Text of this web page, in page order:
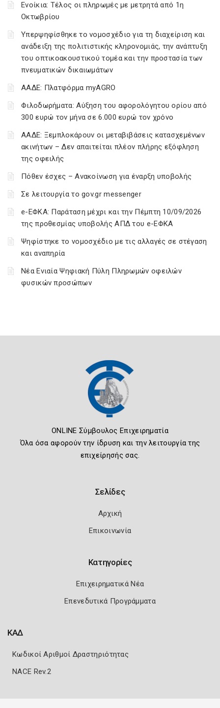
Ενοίκια: Τέλος οι πληρωμές με μετρητά από 1η
Οκτωβρίου
Υπερψηφίσθηκε το νομοσχέδιο για τη διαχείριση και
ανάδειξη της πολιτιστικής κληρονομιάς, την ανάπτυξη
του οπτικοακουστικού τομέα και την προστασία των
πνευματικών δικαιωμάτων
ΑΑΔΕ: Πλατφόρμα myAGRO
Φιλοδωρήματα: Αύξηση του αφορολόγητου ορίου από
300 ευρώ τον μήνα σε 6.000 ευρώ τον χρόνο
ΑΑΔΕ: Ξεμπλοκάρουν οι μεταβιβάσεις κατασχεμένων
ακινήτων – Δεν απαιτείται πλέον πλήρης εξόφληση
της οφειλής
Πόθεν έσχες – Ανακοίνωση για έναρξη υποβολής
Σε λειτουργία το gov.gr messenger
e-ΕΦΚΑ: Παράταση μέχρι και την Πέμπτη 10/09/2026
της προθεσμίας υποβολής ΑΠΔ του e-ΕΦΚΑ
Ψηφίστηκε το νομοσχέδιο με τις αλλαγές σε στέγαση
και αναπηρία
Νέα Ενιαία Ψηφιακή Πύλη Πληρωμών οφειλών
φυσικών προσώπων
ONLINE Σύμβουλος Επιχειρηματία
Όλα όσα αφορούν την ίδρυση και την λειτουργία της
επιχείρησής σας.
Σελίδες
Αρχική
Επικοινωνία
Κατηγορίες
Επιχειρηματικά Νέα
Επενεδυτικά Προγράμματα
ΚΑΔ
Κωδικοί Αριθμοί Δραστηριότητας
NACE Rev.2